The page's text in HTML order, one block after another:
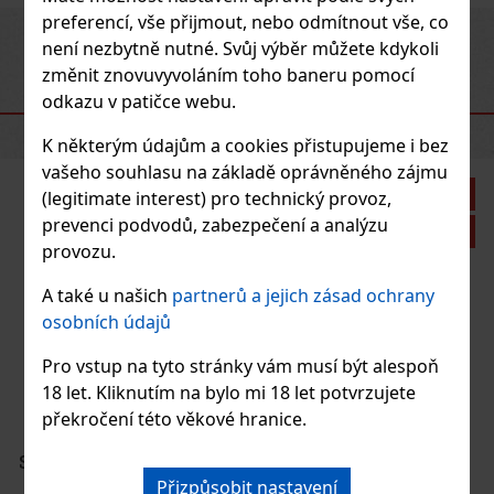
preferencí, vše přijmout, nebo odmítnout vše, co
není nezbytně nutné. Svůj výběr můžete kdykoli
změnit znovuvyvoláním toho baneru pomocí
odkazu v patičce webu.
K některým údajům a cookies přistupujeme i bez
vašeho souhlasu na základě oprávněného zájmu
(legitimate interest) pro technický provoz,
prevenci podvodů, zabezpečení a analýzu
provozu.
A také u našich partnerů a jejich zásad ochrany
osobních údajů
Pro vstup na tyto stránky vám musí být alespoň
18 let. Kliknutím na bylo mi 18 let potvrzujete
překročení této věkové hranice.
Přizpůsobit nastavení
Go Pack - 5 ks
Go Pack obsahuje těchto 5 doutníků:
2x Rosalones Connecticut Robusto
Do košíku
PreviousNext
DOPORUČENÉ PRODUKTY
Sleva: 21%
Akce